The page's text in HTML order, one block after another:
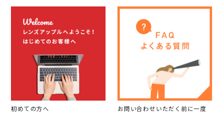
初めての方へ
お問い合わせいただく前に一度